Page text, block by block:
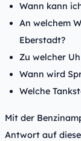
Wann kann
An welchem
Eberstadt?
Zu welcher
Wann wird
Welche
Mit der
Antwort auf